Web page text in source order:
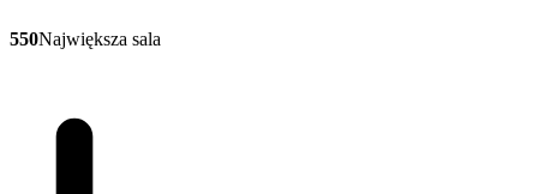
550Największa sala